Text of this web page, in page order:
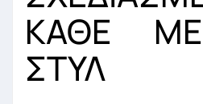
ΚΑΘΕ
ΣΤΥΛ